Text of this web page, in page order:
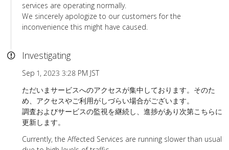
services are operating normally.
We sincerely apologize to our customers for the
inconvenience this might have caused.
Investigating
Sep 1, 2023 3:28 PM JST
ただいまサービスへのアクセスが集中しております。そのた
め、アクセスやご利用がしづらい場合がございます。
調査およびサービスの監視を継続し、進捗があり次第こちらに
更新します。
Currently, the Affected Services are running slower than usual